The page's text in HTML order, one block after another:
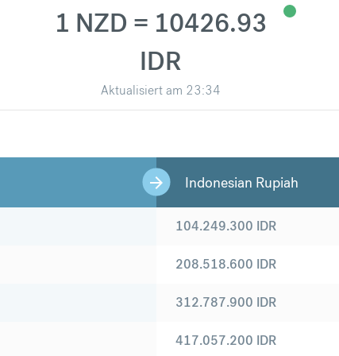
1 NZD = 10426.93
IDR
Aktualisiert am 23:34
Indonesian Rupiah
104.249.300 IDR
208.518.600 IDR
312.787.900 IDR
417.057.200 IDR